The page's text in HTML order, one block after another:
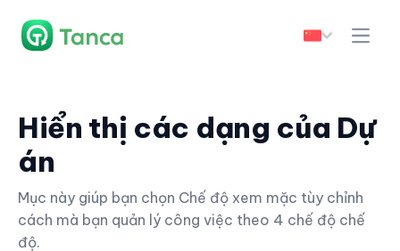
Hiển thị các dạng của Dự
án
Mục này giúp bạn chọn Chế độ xem mặc tùy chỉnh
cách mà bạn quản lý công việc theo 4 chế độ chế
độ.